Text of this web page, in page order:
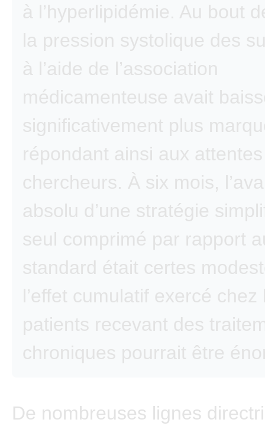
à l’hyperlipidémie. Au bout
la pression systolique des
à l’aide de l’association
médicamenteuse avait
significativement plus
répondant ainsi aux
chercheurs. À six mois,
absolu d’une stratégie
seul comprimé par rapport
standard était certes
l’effet cumulatif exercé chez
patients recevant des
chroniques pourrait être
De nombreuses lignes